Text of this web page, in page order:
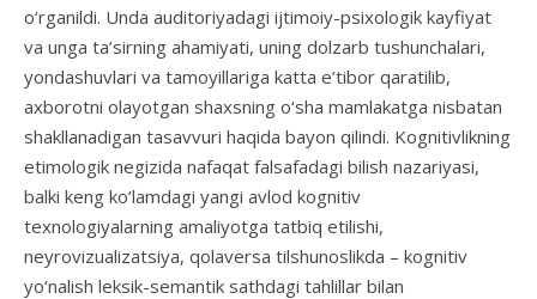
o‘rganildi. Unda auditoriyadagi ijtimoiy-psixologik kayfiyat
va unga ta’sirning ahamiyati, uning dolzarb tushunchalari,
yondashuvlari va tamoyillariga katta e’tibor qaratilib,
axborotni olayotgan shaxsning o‘sha mamlakatga nisbatan
shakllanadigan tasavvuri haqida bayon qilindi. Kognitivlikning
etimologik negizida nafaqat falsafadagi bilish nazariyasi,
balki keng ko‘lamdagi yangi avlod kognitiv
texnologiyalarning amaliyotga tatbiq etilishi,
neyrovizualizatsiya, qolaversa tilshunoslikda – kognitiv
yo‘nalish leksik-semantik sathdagi tahlillar bilan